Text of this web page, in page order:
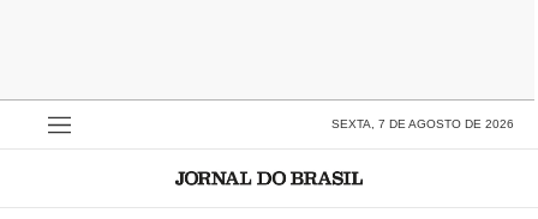
SEXTA, 7 DE AGOSTO DE 2026